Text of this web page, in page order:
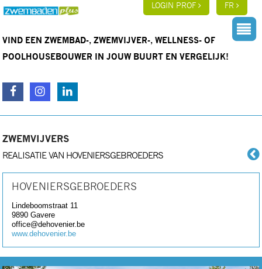
LOGIN PROF FR
VIND EEN ZWEMBAD-, ZWEMVIJVER-, WELLNESS- OF
POOLHOUSEBOUWER IN JOUW BUURT EN VERGELIJK!
ZWEMVIJVERS
REALISATIE VAN HOVENIERSGEBROEDERS
HOVENIERSGEBROEDERS
Lindeboomstraat 11
9890Gavere
office@dehovenier.be
www.dehovenier.be